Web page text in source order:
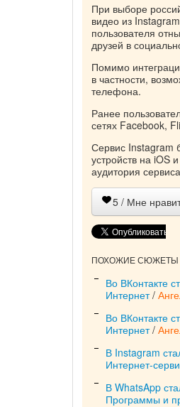
При выборе
видео из
пользователя
друзей в
Помимо
в частности,
телефона.
Ранее
сетях Facebook,
Сервис Instagram
устройств на iOS
аудитория
5 / Мне
ПОХОЖИЕ СЮЖЕТЫ
Во ВКонтакте
Интернет/
Во ВКонтакте
Интернет/
В Instagram
Интернет-
В WhatsApp
Программы и